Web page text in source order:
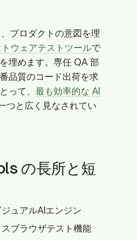
プロダクトの意図を理
ウェアテストツールで
埋めます。専任 QA 部
品質のコード出荷を求
って、 最も効率的な AI
つと広く見なされてい
の長所と短
ュアルAIエンジン
ブラウザテスト機能